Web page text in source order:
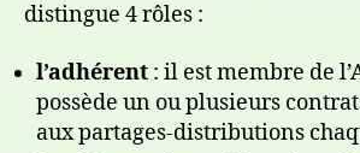
distingue 4 rôles :
l’adhérent : il est membre de
possède un ou plusieurs
aux partages-distributions